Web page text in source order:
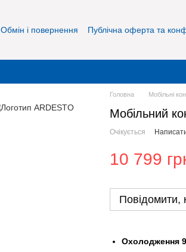
Обмін і повернення
Публічна оферта та
Головна Мобільні
Мобільний
Очікується
10 799
Повідомити,
Охолодження